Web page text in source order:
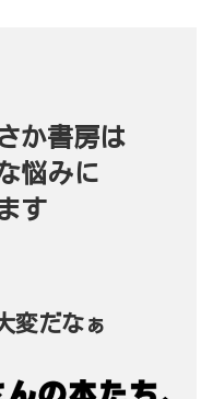
か書房は
悩みに
す
変だなぁ